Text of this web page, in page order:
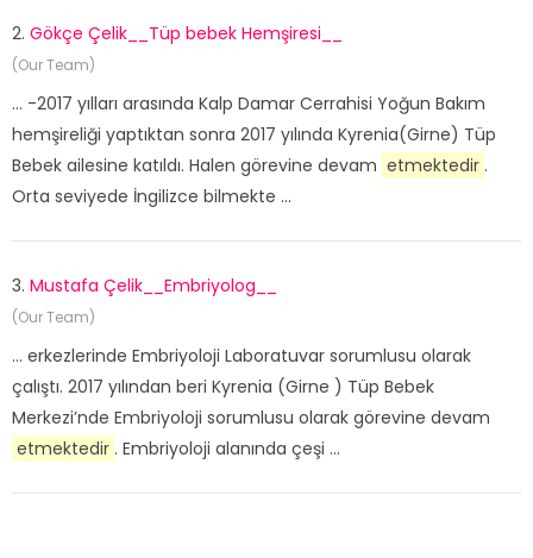
2. Gökçe Çelik__Tüp bebek Hemşiresi__
(Our Team)
... -2017 yılları arasında Kalp Damar Cerrahisi Yoğun Bakım
hemşireliği yaptıktan sonra 2017 yılında Kyrenia(Girne) Tüp
Bebek ailesine katıldı. Halen görevine devam etmektedir .
Orta seviyede İngilizce bilmekte ...
3. Mustafa Çelik__Embriyolog__
(Our Team)
... erkezlerinde Embriyoloji Laboratuvar sorumlusu olarak
çalıştı. 2017 yılından beri Kyrenia (Girne ) Tüp Bebek
Merkezi’nde Embriyoloji sorumlusu olarak görevine devam
etmektedir . Embriyoloji alanında çeşi ...